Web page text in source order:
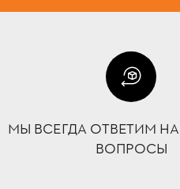
МЫ ВСЕГДА ОТВЕТИМ
ВОПРОСЫ